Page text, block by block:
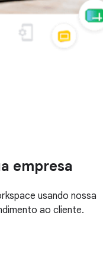
empresa
usando nossa
ao cliente.